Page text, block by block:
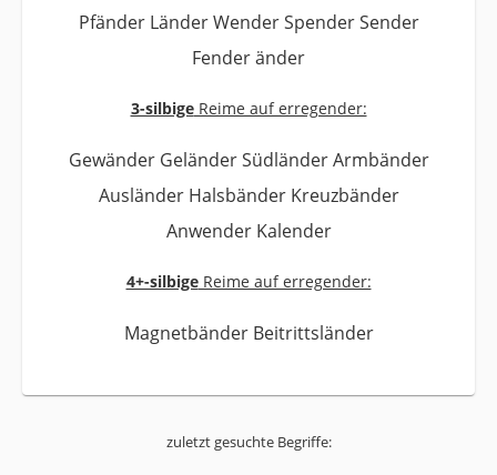
Pfänder Länder Wender Spender Sender
Fender änder
3-silbigeReime auf erregender:
Gewänder Geländer Südländer Armbänder
Ausländer Halsbänder Kreuzbänder
Anwender Kalender
4+-silbigeReime auf erregender:
Magnetbänder Beitrittsländer
zuletzt gesuchte Begriffe: